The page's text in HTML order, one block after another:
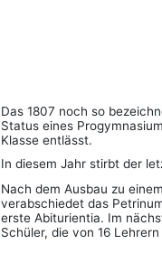
Das 1807 noch so
Status eines
Klasse entlässt.
In diesem Jahr stirbt der
Nach dem Ausbau zu
verabschiedet das
erste Abiturientia. Im
Schüler, die von 16